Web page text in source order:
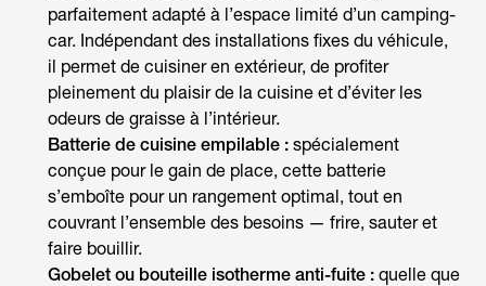
parfaitement adapté à l’espace limité d’un camping-
car. Indépendant des installations fixes du véhicule,
il permet de cuisiner en extérieur, de profiter
pleinement du plaisir de la cuisine et d’éviter les
odeurs de graisse à l’intérieur.
Batterie de cuisine empilable : spécialement
conçue pour le gain de place, cette batterie
s’emboîte pour un rangement optimal, tout en
couvrant l’ensemble des besoins — frire, sauter et
faire bouillir.
Gobelet ou bouteille isotherme anti-fuite : quelle que